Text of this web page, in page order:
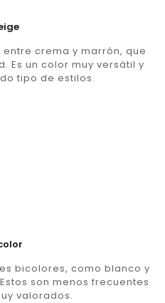
crema y marrón, que
Es un color muy versátil y
tipo de estilos.
bicolores, como blanco y
son menos frecuentes
valorados.